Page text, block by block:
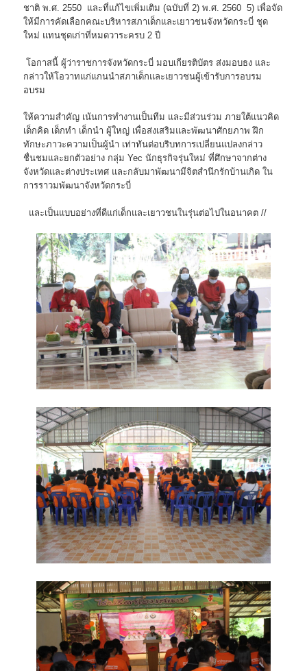
ชาติ พ.ศ. 2550 และที่แก้ไขเพิ่มเติม (ฉบับที่ 2) พ.ศ. 2560 5) เพื่อจัด
ให้มีการคัดเลือกคณะบริหารสภาเด็กและเยาวชนจังหวัดกระบี่ ชุด
ใหม่ แทนชุดเก่าที่หมดวาระครบ 2 ปี
โอกาสนี้ ผู้ว่าราชการจังหวัดกระบี่ มอบเกียรติบัตร ส่งมอบธง และ
กล่าวให้โอวาทแก่แกนนำสภาเด็กและเยาวชนผู้เข้ารับการอบรม
อบรม
ให้ความสำคัญ เน้นการทำงานเป็นทีม และมีส่วนร่วม ภายใต้แนวคิด
เด็กคิด เด็กทำ เด็กนำ ผู้ใหญ่ เพื่อส่งเสริมและพัฒนาศักยภาพ ฝึก
ทักษะภาวะความเป็นผู้นำ เท่าทันต่อบริบทการเปลี่ยนแปลงกล่าว
ชื่นชมและยกตัวอย่าง กลุ่ม Yec นักธุรกิจรุ่นใหม่ ที่ศึกษาจากต่าง
จังหวัดและต่างประเทศ และกลับมาพัฒนามีจิตสำนึกรักบ้านเกิด ใน
การราวมพัฒนาจังหวัดกระบี่
และเป็นแบบอย่างที่ดีแก่เด็กและเยาวชนในรุ่นต่อไปในอนาคต //